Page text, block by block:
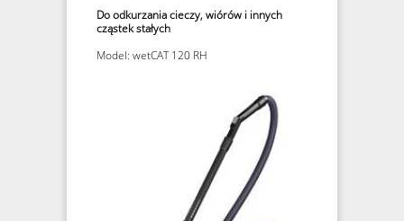
Do odkurzania cieczy, wiórów i innych
cząstek stałych
Model: wetCAT 120 RH